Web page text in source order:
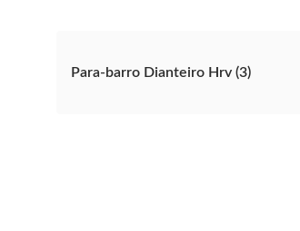
Para-barro Dianteiro Hrv (3)